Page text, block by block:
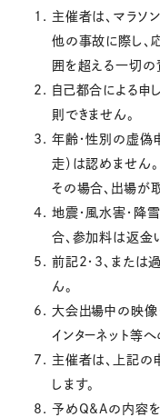
主催者は、マラソ
他の事故に際し、
囲を超える一切の
自己都合による申
則できません。
年齢・性別の虚偽
走）は認めません。
その場合、出場が
地震・風水害・降
合、参加料は返金
前記2・3、または
ん。
大会出場中の映像
インターネット等
主催者は、上記の
します。
予めQ&Aの内容を